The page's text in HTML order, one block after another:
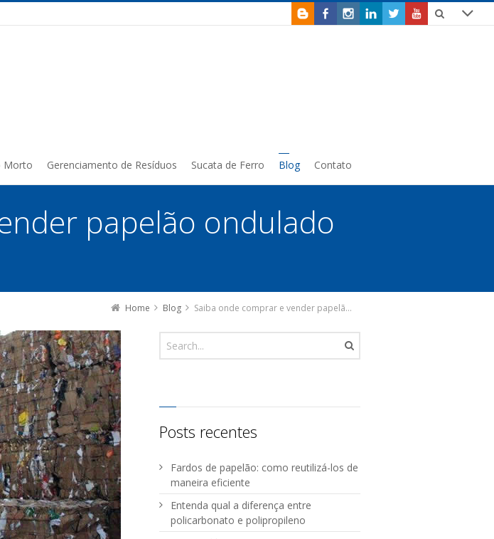
Morto Gerenciamento de Resíduos Sucata de Ferro Blog Contato
papelão ondulado
Home Blog Saiba onde comprar e vender papelão ondulado na Grande SP!
Posts recentes
Fardos de papelão: como reutilizá-los de
maneira eficiente
Entenda qual a diferença entre
policarbonato e polipropileno